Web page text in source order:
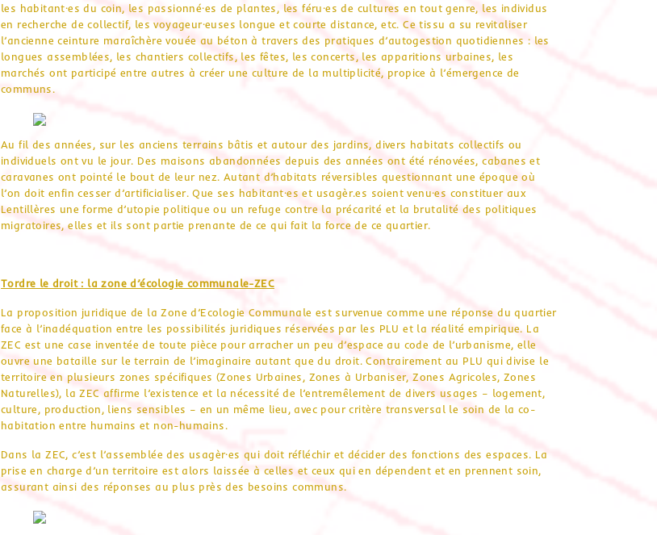
les habitant·es du coin, les passionné·es de plantes, les féru·es de cultures en tout genre, les individus
en recherche de collectif, les voyageur·euses longue et courte distance, etc. Ce tissu a su revitaliser
l’ancienne ceinture maraîchère vouée au béton à travers des pratiques d’autogestion quotidiennes : les
longues assemblées, les chantiers collectifs, les fêtes, les concerts, les apparitions urbaines, les
marchés ont participé entre autres à créer une culture de la multiplicité, propice à l’émergence de
communs.
Au fil des années, sur les anciens terrains bâtis et autour des jardins, divers habitats collectifs ou
individuels ont vu le jour. Des maisons abandonnées depuis des années ont été rénovées, cabanes et
caravanes ont pointé le bout de leur nez. Autant d’habitats réversibles questionnant une époque où
l’on doit enfin cesser d’artificialiser. Que ses habitant·es et usagèr.es soient venu·es constituer aux
Lentillères une forme d’utopie politique ou un refuge contre la précarité et la brutalité des politiques
migratoires, elles et ils sont partie prenante de ce qui fait la force de ce quartier.
Tordre le droit : la zone d’écologie communale-ZEC
La proposition juridique de la Zone d’Ecologie Communale est survenue comme une réponse du quartier
face à l’inadéquation entre les possibilités juridiques réservées par les PLU et la réalité empirique. La
ZEC est une case inventée de toute pièce pour arracher un peu d’espace au code de l’urbanisme, elle
ouvre une bataille sur le terrain de l’imaginaire autant que du droit. Contrairement au PLU qui divise le
territoire en plusieurs zones spécifiques (Zones Urbaines, Zones à Urbaniser, Zones Agricoles, Zones
Naturelles), la ZEC affirme l’existence et la nécessité de l’entremêlement de divers usages – logement,
culture, production, liens sensibles – en un même lieu, avec pour critère transversal le soin de la co-
habitation entre humains et non-humains.
Dans la ZEC, c’est l’assemblée des usagèr·es qui doit réfléchir et décider des fonctions des espaces. La
prise en charge d’un territoire est alors laissée à celles et ceux qui en dépendent et en prennent soin,
assurant ainsi des réponses au plus près des besoins communs.